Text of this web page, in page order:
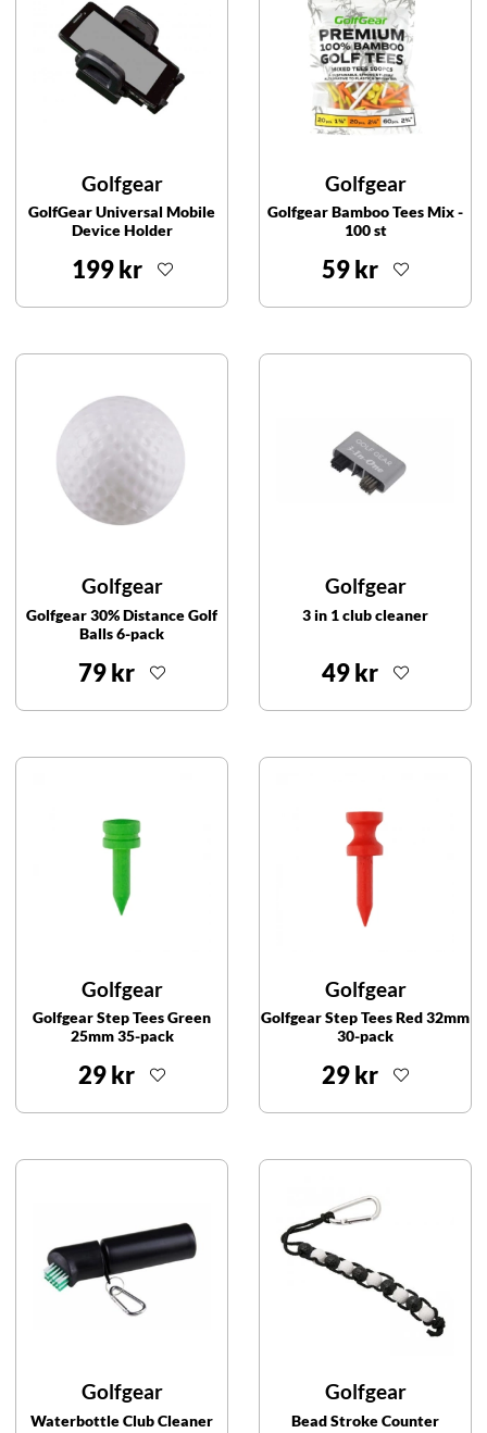
Golfgear
GolfGear Universal Mobile
Device Holder
199 kr
Golfgear
Golfgear Bamboo Tees Mix -
100 st
59 kr
Golfgear
Golfgear 30% Distance Golf
Balls 6-pack
79 kr
Golfgear
3 in 1 club cleaner
49 kr
Golfgear
Golfgear Step Tees Green
25mm 35-pack
29 kr
Golfgear
Golfgear Step Tees Red 32mm
30-pack
29 kr
Golfgear
Waterbottle Club Cleaner
Golfgear
Bead Stroke Counter